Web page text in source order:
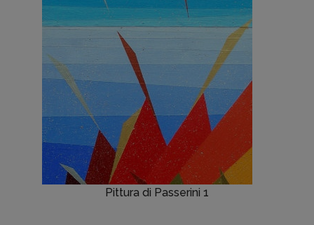
Pittura di Passerini 1